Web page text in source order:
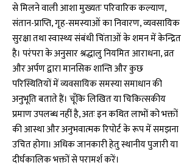
से मिलने वाली आशा मुख्यतः परिवारिक कल्याण,
संतान-प्राप्ति, गृह-समस्याओं का निवारण, व्यवसायिक
सुरक्षा तथा स्वास्थ्य संबंधी चिंताओं के शमन में केन्द्रित
है। परंपरा के अनुसार श्रद्धालु नियमित आराधना, व्रत
और अर्पण द्वारा मानसिक शान्ति और कुछ
परिस्थितियों में व्यवसायिक समस्या समाधान की
अनुभूति बताते हैं। चूँकि लिखित या चिकित्सकीय
प्रमाण उपलब्ध नहीं है, अतः इन कथित लाभों को भक्तों
की आस्था और अनुभवात्मक रिपोर्ट के रूप में समझना
उचित होगा। अधिक जानकारी हेतु स्थानीय पुजारी या
दीर्घकालिक भक्तों से परामर्श करें।